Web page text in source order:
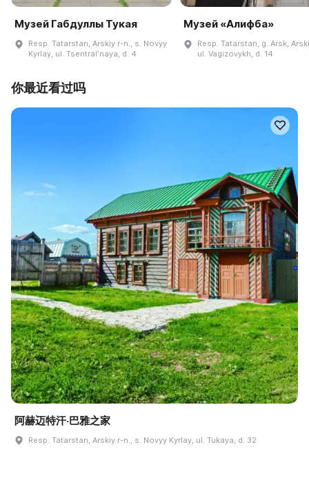
Музей Габдуллы Тукая
Resp. Tatarstan, Arskiy r-n., s. Novyy
Kyrlay, ul. Tsentralʹnaya, d. 4
Музей «Алифба»
Resp. Tatarstan, g. Arsk,
ul. Vagizovykh, d. 14
你最近看过吗
阿赫迈特汗·巴雅之家
Resp. Tatarstan, Arskiy r-n., s. Novyy Kyrlay, ul. Tukaya, d. 32